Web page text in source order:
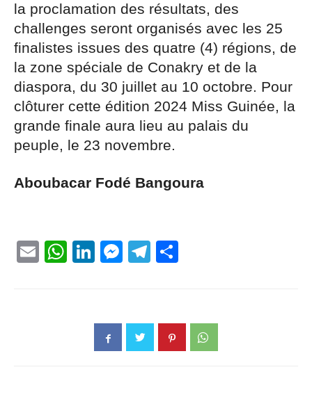
la proclamation des résultats, des
challenges seront organisés avec les 25
finalistes issues des quatre (4) régions, de
la zone spéciale de Conakry et de la
diaspora, du 30 juillet au 10 octobre. Pour
clôturer cette édition 2024 Miss Guinée, la
grande finale aura lieu au palais du
peuple, le 23 novembre.
Aboubacar Fodé Bangoura
EmailWhatsApp
LinkedIn
Messenger
Telegram